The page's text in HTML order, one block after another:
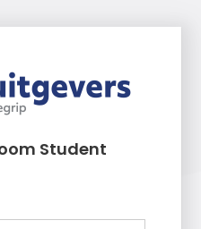
Student